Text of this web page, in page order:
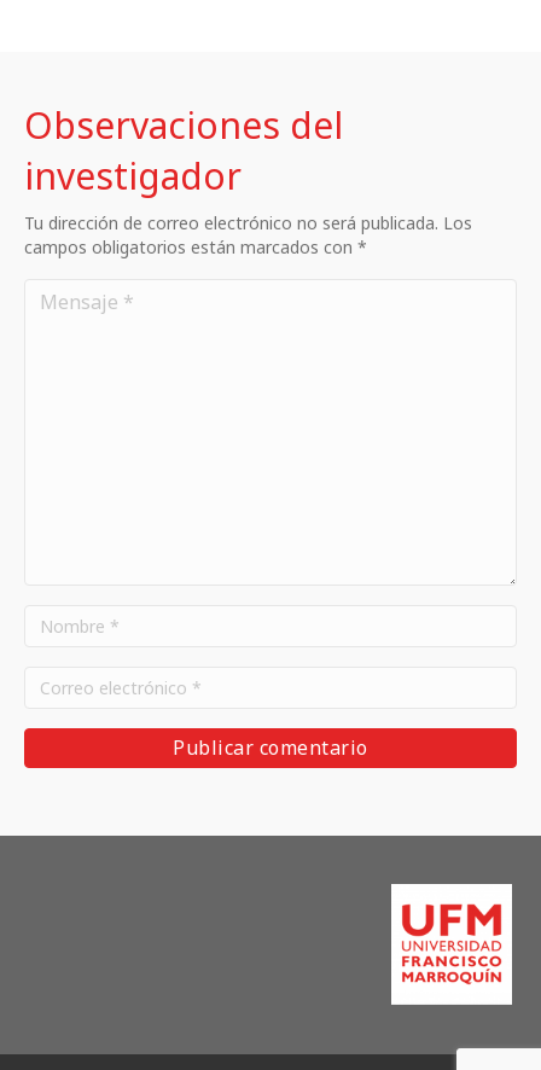
Observaciones del
investigador
Tu dirección de correo electrónico no será publicada. Los
campos obligatorios están marcados con *